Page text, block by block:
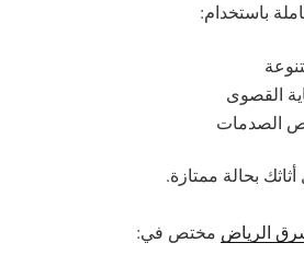
باستخدام:
القصوى
الصدمات
بحالة ممتازة.
الرياض مختص في: